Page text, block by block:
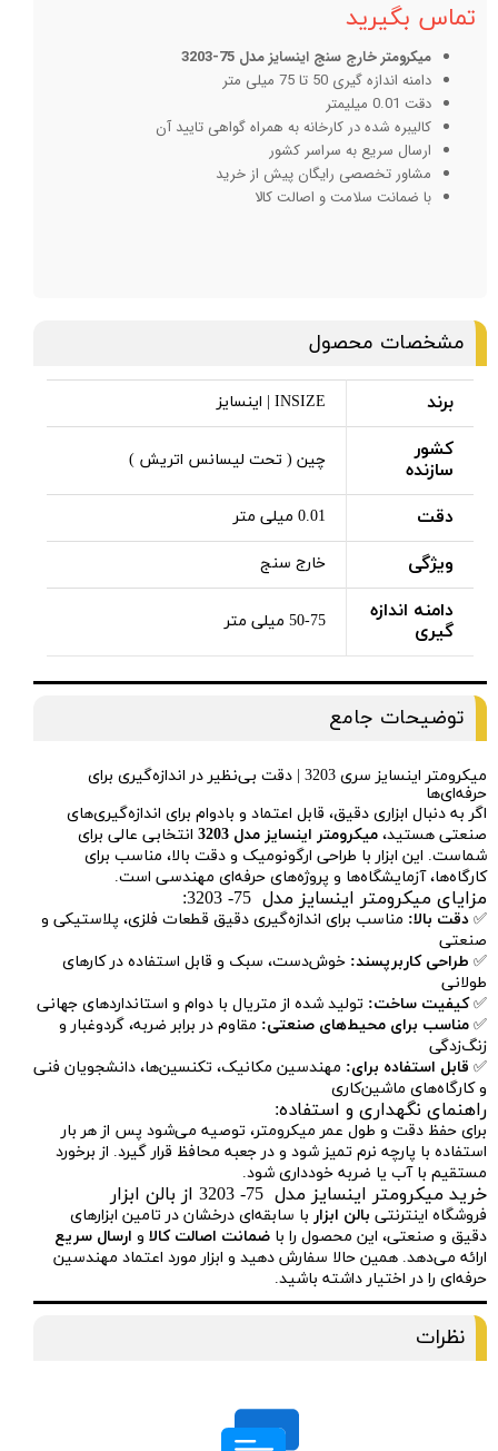
تماس بگیرید
میکرومتر خارج سنج اینسایز مدل 75-3203
دامنه اندازه گیری 50 تا 75 میلی متر
دقت 0.01 میلیمتر
کالیبره شده در کارخانه به همراه گواهی تایید آن
ارسال سریع به سراسر کشور
مشاور تخصصی رایگان پیش از خرید
با ضمانت سلامت و اصالت کالا
مشخصات محصول
برند INSIZE | اینسایز
کشور
سازنده
چین ( تحت لیسانس اتریش )
دقت 0.01 میلی متر
ویژگی خارج سنج
دامنه اندازه
گیری
50-75 میلی متر
توضیحات جامع
میکرومتر اینسایز سری 3203 | دقت بی‌نظیر در اندازه‌گیری برای
حرفه‌ای‌ها
اگر به دنبال ابزاری دقیق، قابل اعتماد و بادوام برای اندازه‌گیری‌های
صنعتی هستید، میکرومتر اینسایز مدل 3203
انتخابی عالی برای
شماست. این ابزار با طراحی ارگونومیک و دقت بالا، مناسب برای
کارگاه‌ها، آزمایشگاه‌ها و پروژه‌های حرفه‌ای مهندسی است.
مزایای میکرومتر اینسایز مدل 75- 3203:
✅ دقت بالا: مناسب برای اندازه‌گیری دقیق قطعات فلزی، پلاستیکی و
صنعتی
✅ طراحی کاربرپسند: خوش‌دست، سبک و قابل استفاده در کارهای
طولانی
✅کیفیت ساخت: تولید شده از متریال با دوام و استانداردهای جهانی
✅ مناسب برای محیط‌های صنعتی: مقاوم در برابر ضربه، گردوغبار و
زنگ‌زدگی
✅ قابل استفاده برای: مهندسین مکانیک، تکنسین‌ها، دانشجویان فنی
و کارگاه‌های ماشین‌کاری
راهنمای نگهداری و استفاده:
برای حفظ دقت و طول عمر میکرومتر، توصیه می‌شود پس از هر بار
استفاده با پارچه نرم تمیز شود و در جعبه محافظ قرار گیرد. از برخورد
مستقیم با آب یا ضربه خودداری شود.
خرید میکرومتر اینسایز مدل 75- 3203 از بالن ابزار
فروشگاه اینترنتی بالن ابزار با سابقه‌ای درخشان در تامین ابزارهای
دقیق و صنعتی، این محصول را با ضمانت اصالت کالا و ارسال سریع
ارائه می‌دهد. همین حالا سفارش دهید و ابزار مورد اعتماد مهندسین
حرفه‌ای را در اختیار داشته باشید.
نظرات